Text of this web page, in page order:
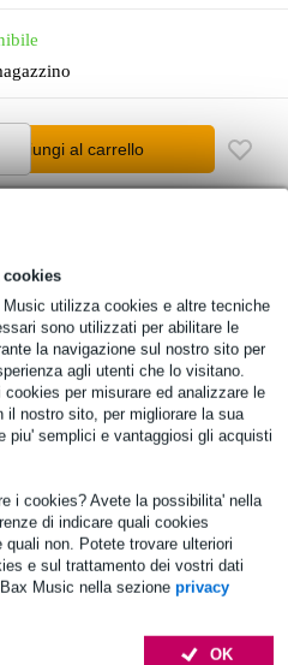
utilizza cookies e altre tecniche
sono utilizzati per abilitare le
la navigazione sul nostro sito per
agli utenti che lo visitano.
per misurare ed analizzare le
il nostro sito, per migliorare la sua
piu' semplici e vantaggiosi gli acquisti
i cookies? Avete la possibilita' nella
di indicare quali cookies
non. Potete trovare ulteriori
e sul trattamento dei vostri dati
Music nella sezione privacy
OK
Aggiungi al carrello
martedì